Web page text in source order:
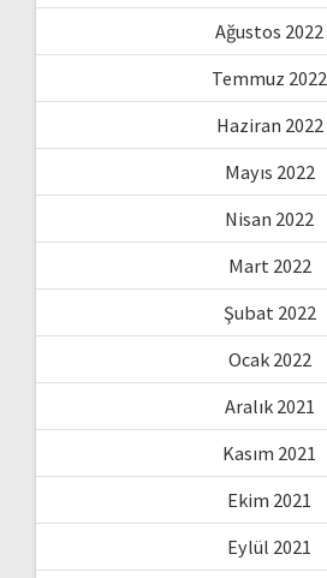
Ağustos 2022
Temmuz 2022
Haziran 2022
Mayıs 2022
Nisan 2022
Mart 2022
Şubat 2022
Ocak 2022
Aralık 2021
Kasım 2021
Ekim 2021
Eylül 2021